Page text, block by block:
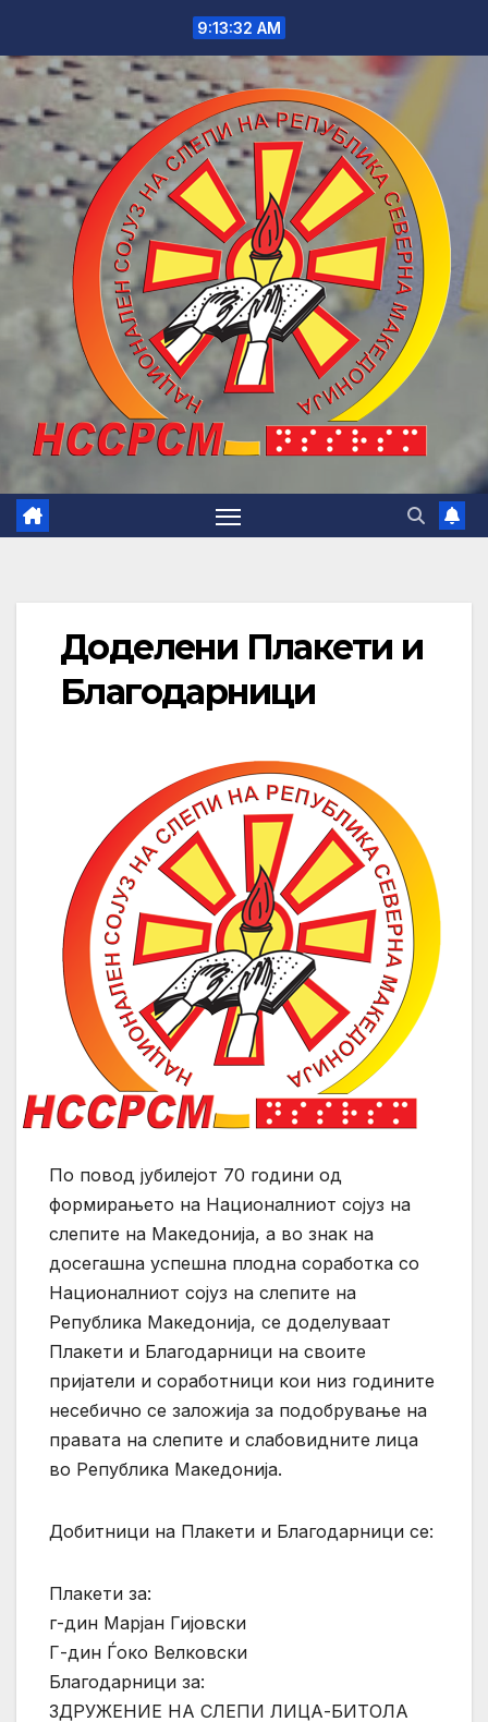
content
9:13:32 AM
Доделени Плакети и
Благодарници
По повод јубилејот 70 години од
формирањето на Националниот сојуз на
слепите на Македонија, а во знак на
досегашна успешна плодна соработка со
Националниот сојуз на слепите на
Република Македонија, се доделуваат
Плакети и Благодарници на своите
пријатели и соработници кои низ годините
несебично се заложија за подобрување на
правата на слепите и слабовидните лица
во Република Македонија.
Добитници на Плакети и Благодарници се:
Плакети за:
г-дин Марјан Гијовски
Г-дин Ѓоко Велковски
Благодарници за:
ЗДРУЖЕНИЕ НА СЛЕПИ ЛИЦА-БИТОЛА